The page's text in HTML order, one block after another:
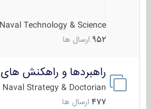
Naval Technology & Science
952 ارسال ها
راهبردها و راهکنش های
Naval Strategy & Doctorian
477 ارسال ها